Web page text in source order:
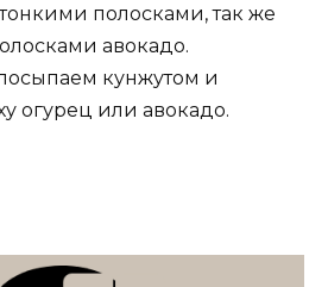
полосками, так же
авокадо.
кунжутом и
огурец или авокадо.